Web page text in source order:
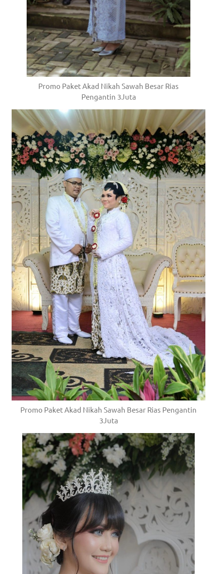
Promo Paket Akad Nikah Sawah Besar Rias
Pengantin 3Juta
Promo Paket Akad Nikah Sawah Besar Rias Pengantin
3Juta